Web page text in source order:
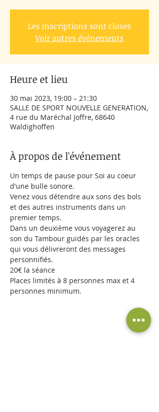
Les inscriptions sont closes
Voir autres événements
Heure et lieu
30 mai 2023, 19:00 – 21:30
SALLE DE SPORT NOUVELLE GENERATION,
4 rue du Maréchal Joffre, 68640
Waldighoffen
À propos de l'événement
Un temps de pause pour Soi au coeur
d'une bulle sonore.
Venez vous détendre aux sons des bols
et des autres instruments dans un
premier temps.
Dans un deuxième vous voyagerez au
son du Tambour guidés par les oracles
qui vous délivreront des messages
personnifiés.
20€ la séance
Places limités à 8 personnes max et 4
personnes minimum.